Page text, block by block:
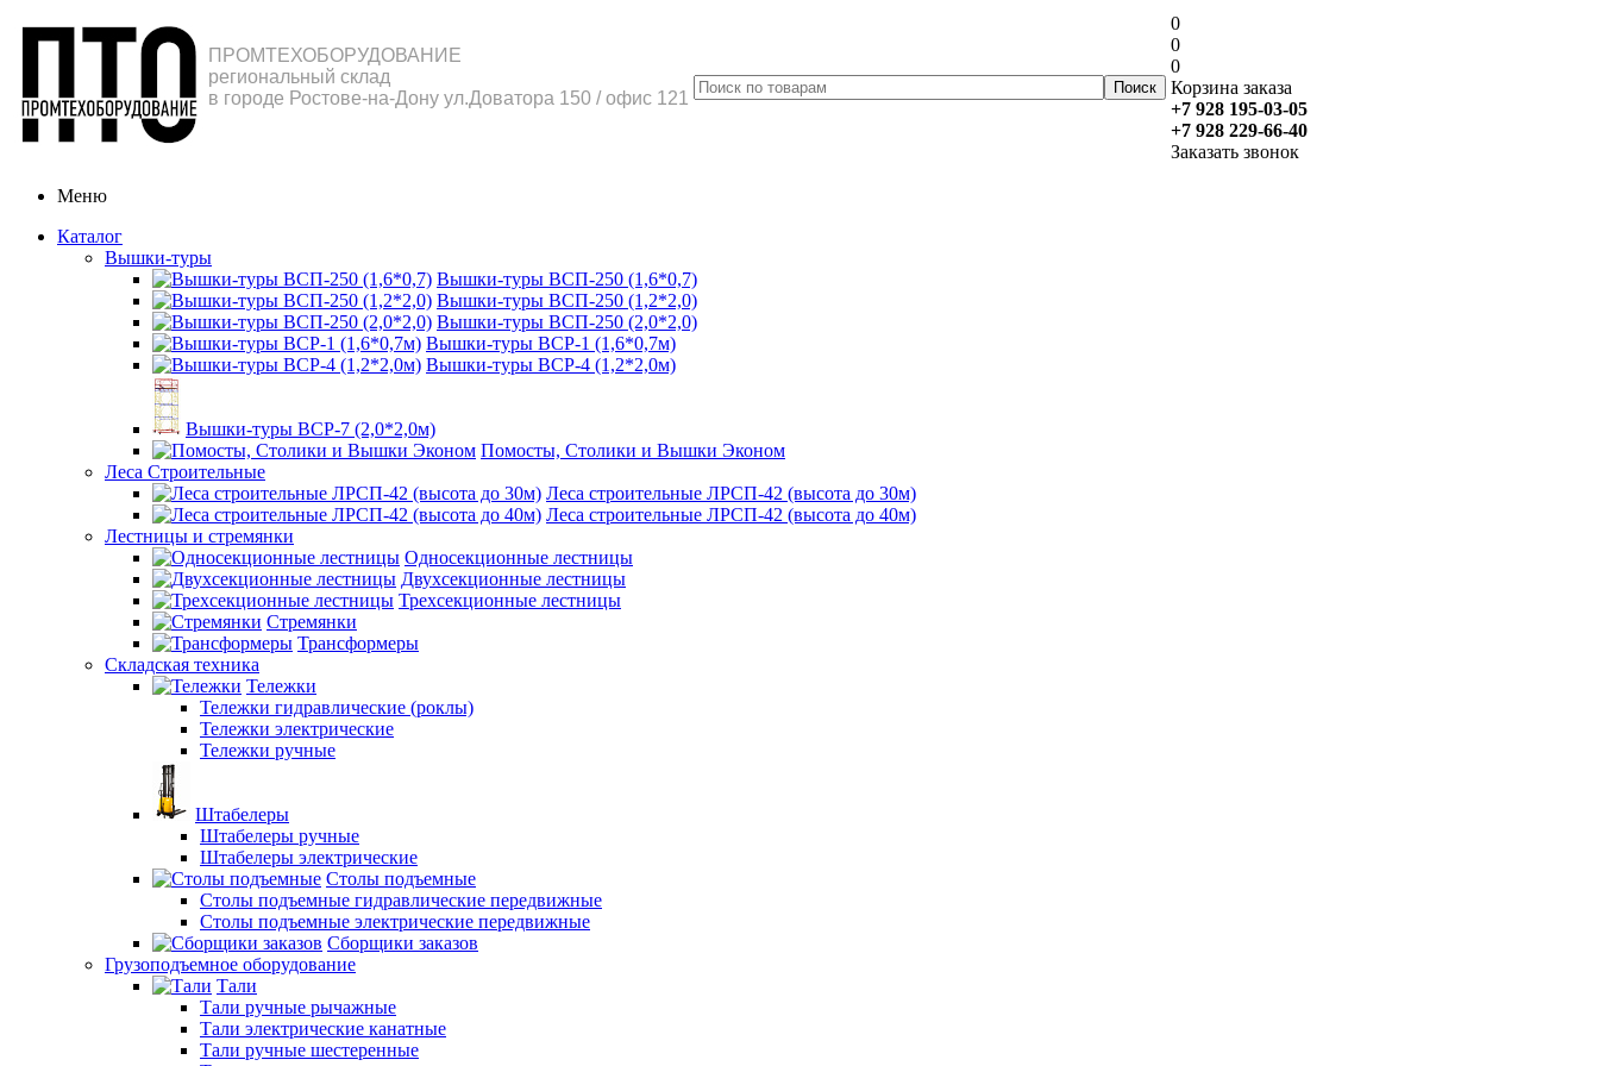
ПРОМТЕХОБОРУДОВАНИЕ
региональный склад
в городе Ростове-на-Дону ул.Доватора 150 / офис 121
0
0
0
Корзина заказа
+7 928 195-03-05
+7 928 229-66-40
Заказать звонок
Меню
Каталог
Вышки-туры
Вышки-туры ВСП-250 (1,6*0,7)
Вышки-туры ВСП-250 (1,2*2,0)
Вышки-туры ВСП-250 (2,0*2,0)
Вышки-туры ВСР-1 (1,6*0,7м)
Вышки-туры ВСР-4 (1,2*2,0м)
Вышки-туры ВСР-7 (2,0*2,0м)
Помосты, Столики и Вышки Эконом
Леса Строительные
Леса строительные ЛРСП-42 (высота до 30м)
Леса строительные ЛРСП-42 (высота до 40м)
Лестницы и стремянки
Односекционные лестницы
Двухсекционные лестницы
Трехсекционные лестницы
Стремянки
Трансформеры
Складская техника
Тележки
Тележки гидравлические (роклы)
Тележки электрические
Тележки ручные
Штабелеры
Штабелеры ручные
Штабелеры электрические
Столы подъемные
Столы подъемные гидравлические передвижные
Столы подъемные электрические передвижные
Сборщики заказов
Грузоподъемное оборудование
Тали
Тали ручные рычажные
Тали электрические канатные
Тали ручные шестеренные